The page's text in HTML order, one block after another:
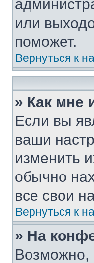
или
поможет.
Вернуться к
» Как мне
Если вы
ваши
изменить
обычно
все свои
Вернуться к
» На
Возможно,